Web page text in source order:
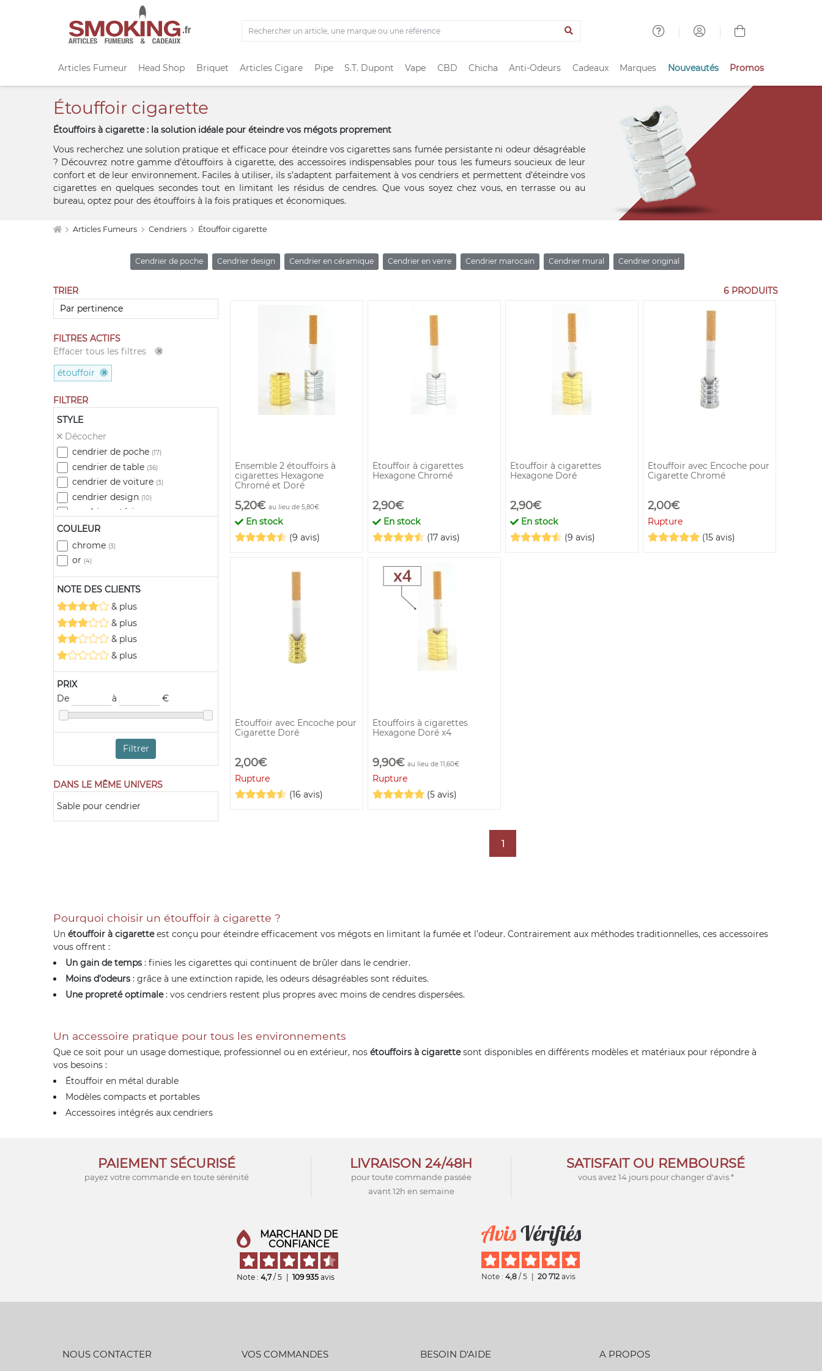
Articles Fumeur Head Shop Briquet Articles Cigare Pipe S.T. Dupont Vape CBD Chicha Anti-Odeurs Cadeaux Marques Nouveautés Promos
Étouffoir cigarette
Étouffoirs à cigarette : la solution idéale pour éteindre vos mégots proprement
Vous recherchez une solution pratique et efficace pour éteindre vos cigarettes sans fumée persistante ni odeur désagréable
? Découvrez notre gamme d’étouffoirs à cigarette, des accessoires indispensables pour tous les fumeurs soucieux de leur
confort et de leur environnement. Faciles à utiliser, ils s’adaptent parfaitement à vos cendriers et permettent d’éteindre vos
cigarettes en quelques secondes tout en limitant les résidus de cendres. Que vous soyez chez vous, en terrasse ou au
bureau, optez pour des étouffoirs à la fois pratiques et économiques.
Articles Fumeurs Cendriers Étouffoir cigarette
Cendrier de poche Cendrier design Cendrier en céramique Cendrier en verre Cendrier marocain Cendrier mural Cendrier original
TRIER
FILTRES ACTIFS
Effacer tous les filtres
étouffoir
FILTRER
STYLE
Décocher
cendrier de poche (17)
cendrier de table (36)
cendrier de voiture (3)
cendrier design (10)
cendrier extérieur
cendrier marocain
cendrier mural
cendrier original
cendrier pour cigare
cendrier sur pied
étouffoir
COULEUR
chrome (3)
or (4)
NOTE DES CLIENTS
& plus
& plus
& plus
& plus
PRIX
De
à €
Filtrer
DANS LE MÊME UNIVERS
Sable pour cendrier
6 PRODUITS
Ensemble 2 étouffoirs à
cigarettes Hexagone
Chromé et Doré
5,20€ au lieu de 5,80€
En stock
(9 avis)
Etouffoir à cigarettes
Hexagone Chromé
2,90€
En stock
(17 avis)
Etouffoir à cigarettes
Hexagone Doré
2,90€
En stock
(9 avis)
Etouffoir avec Encoche pour
Cigarette Chromé
2,00€
Rupture
(15 avis)
Etouffoir avec Encoche pour
Cigarette Doré
2,00€
Rupture
(16 avis)
Etouffoirs à cigarettes
Hexagone Doré x4
9,90€ au lieu de 11,60€
Rupture
(5 avis)
1
Pourquoi choisir un étouffoir à cigarette ?
Un étouffoir à cigaretteest conçu pour éteindre efficacement vos mégots en limitant la fumée et l’odeur. Contrairement aux méthodes traditionnelles, ces accessoires
vous offrent :
Un gain de temps : finies les cigarettes qui continuent de brûler dans le cendrier.
Moins d’odeurs : grâce à une extinction rapide, les odeurs désagréables sont réduites.
Une propreté optimale: vos cendriers restent plus propres avec moins de cendres dispersées.
Un accessoire pratique pour tous les environnements
Que ce soit pour un usage domestique, professionnel ou en extérieur, nos étouffoirs à cigarettesont disponibles en différents modèles et matériaux pour répondre à
vos besoins :
Étouffoir en métal durable
Modèles compacts et portables
Accessoires intégrés aux cendriers
PAIEMENT SÉCURISÉ
payez votre commande en toute sérénité
LIVRAISON 24/48H
pour toute commande passée
avant 12h en semaine
SATISFAIT OU REMBOURSÉ
vous avez 14 jours pour changer d'avis *
MARCHAND DE
CONFIANCE
Note : 4,7 / 5 109 935 avis Note : 4,8 / 5 20 712 avis
NOUS CONTACTER VOS COMMANDES BESOIN D'AIDE A PROPOS